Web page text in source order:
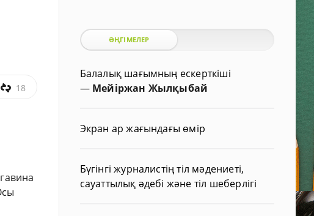
18
ӘҢГІМЕЛЕР
Балалық шағымның ескерткіші
— Мейіржан Жылқыбай
Экран ар жағындағы өмір
Бүгінгі журналистің тіл мәдениеті,
сауаттылық әдебі және тіл шеберлігі